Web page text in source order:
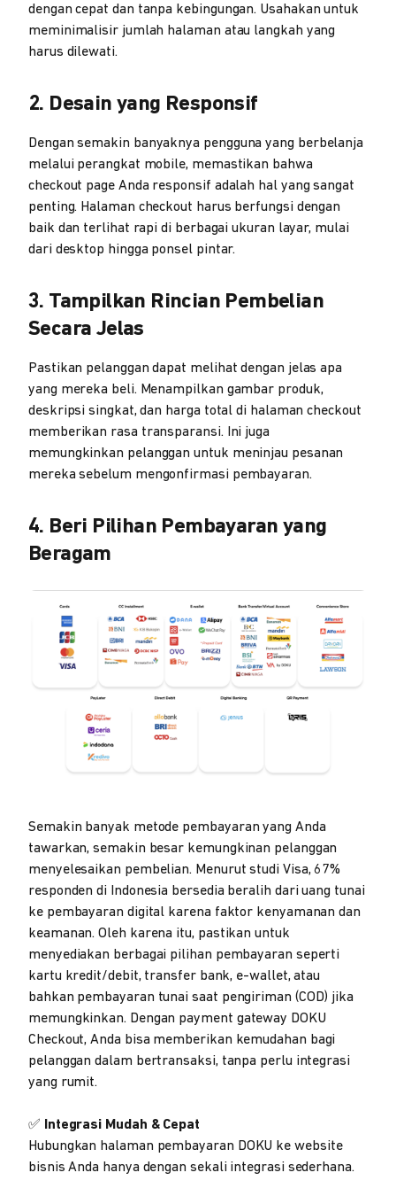
dengan cepat dan tanpa kebingungan. Usahakan untuk
meminimalisir jumlah halaman atau langkah yang
harus dilewati.
2. Desain yang Responsif
Dengan semakin banyaknya pengguna yang berbelanja
melalui perangkat mobile, memastikan bahwa
checkout page Anda responsif adalah hal yang sangat
penting. Halaman checkout harus berfungsi dengan
baik dan terlihat rapi di berbagai ukuran layar, mulai
dari desktop hingga ponsel pintar.
3. Tampilkan Rincian Pembelian
Secara Jelas
Pastikan pelanggan dapat melihat dengan jelas apa
yang mereka beli. Menampilkan gambar produk,
deskripsi singkat, dan harga total di halaman checkout
memberikan rasa transparansi. Ini juga
memungkinkan pelanggan untuk meninjau pesanan
mereka sebelum mengonfirmasi pembayaran.
4. Beri Pilihan Pembayaran yang
Beragam
Semakin banyak metode pembayaran yang Anda
tawarkan, semakin besar kemungkinan pelanggan
menyelesaikan pembelian. Menurut studi Visa, 67%
responden di Indonesia bersedia beralih dari uang tunai
ke pembayaran digital karena faktor kenyamanan dan
keamanan. Oleh karena itu, pastikan untuk
menyediakan berbagai pilihan pembayaran seperti
kartu kredit/debit, transfer bank, e-wallet, atau
bahkan pembayaran tunai saat pengiriman (COD) jika
memungkinkan. Dengan payment gateway DOKU
Checkout, Anda bisa memberikan kemudahan bagi
pelanggan dalam bertransaksi, tanpa perlu integrasi
yang rumit.
✅
Integrasi Mudah & Cepat
Hubungkan halaman pembayaran DOKU ke website
bisnis Anda hanya dengan sekali integrasi sederhana.